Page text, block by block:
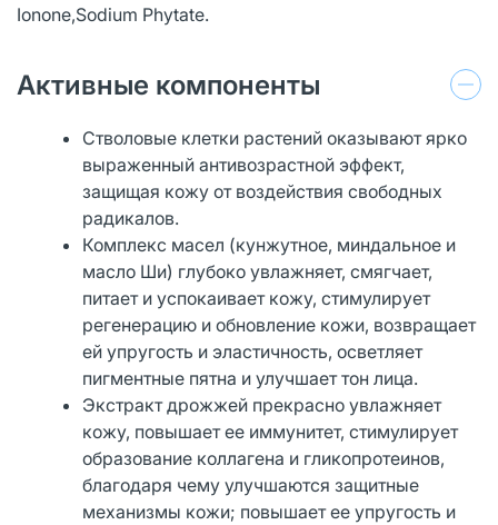
Ionone,Sodium Phytate.
Активные компоненты
Стволовые клетки растений оказывают ярко
выраженный антивозрастной эффект,
защищая кожу от воздействия свободных
радикалов.
Комплекс масел (кунжутное, миндальное и
масло Ши) глубоко увлажняет, смягчает,
питает и успокаивает кожу, стимулирует
регенерацию и обновление кожи, возвращает
ей упругость и эластичность, осветляет
пигментные пятна и улучшает тон лица.
Экстракт дрожжей прекрасно увлажняет
кожу, повышает ее иммунитет, стимулирует
образование коллагена и гликопротеинов,
благодаря чему улучшаются защитные
механизмы кожи; повышает ее упругость и